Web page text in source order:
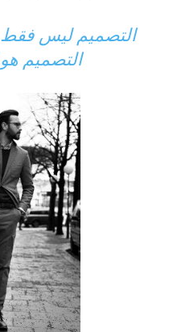
التصميم ليس فقط
التصميم